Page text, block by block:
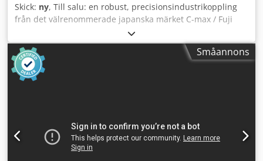
Skick: ny, Till salu: en robust, precisionsindustrikoppling
från det välrenommerade japanska märket C-max / Fuji
Seiko Co., Ltd. Dcsdpfx Aew Rdvismusk Modell:
51288015900 Tillverkningsdatum: 2006-01-17 Kopplingen
är avsedd för användning i CNC-maskiner, drivsystem,
industriell automation, spindlar och roterande axlar.
Utrustad med fyrpunkts monteringsfläns samt
31,46 mm • Styrningsdetalj med spår: 50,75 mm ⸻
Tillverkad av högklassigt stål, lagrad som lagerdel – mycket
gott skick, minimala spår av lagring. Originalförpackning
Småannons